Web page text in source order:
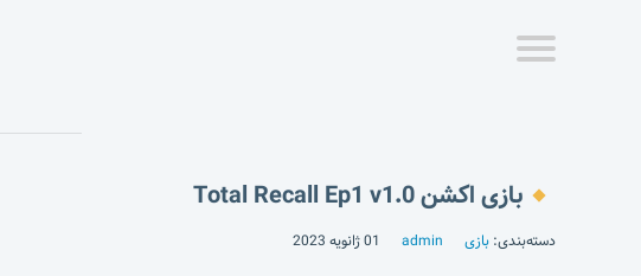
بازی اکشن Total Recall Ep1 v1.0
دسته‌بندی: بازی admin 01 ژانویه 2023